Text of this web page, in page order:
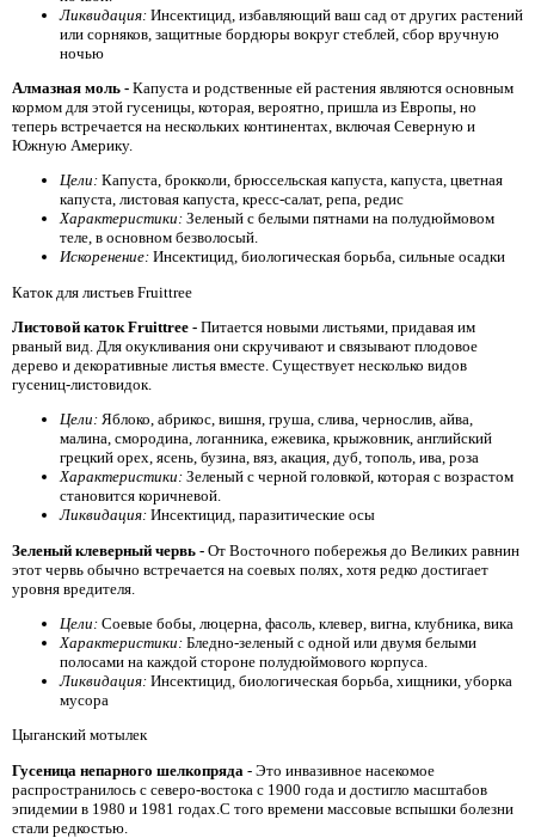
Ликвидация: Инсектицид, избавляющий ваш сад от других растений
или сорняков, защитные бордюры вокруг стеблей, сбор вручную
ночью
Алмазная моль - Капуста и родственные ей растения являются основным
кормом для этой гусеницы, которая, вероятно, пришла из Европы, но
теперь встречается на нескольких континентах, включая Северную и
Южную Америку.
Цели: Капуста, брокколи, брюссельская капуста, капуста, цветная
капуста, листовая капуста, кресс-салат, репа, редис
Характеристики: Зеленый с белыми пятнами на полудюймовом
теле, в основном безволосый.
Искоренение: Инсектицид, биологическая борьба, сильные осадки
Каток для листьев Fruittree
Листовой каток Fruittree - Питается новыми листьями, придавая им
рваный вид. Для окукливания они скручивают и связывают плодовое
дерево и декоративные листья вместе. Существует несколько видов
гусениц-листовидок.
Цели: Яблоко, абрикос, вишня, груша, слива, чернослив, айва,
малина, смородина, логанника, ежевика, крыжовник, английский
грецкий орех, ясень, бузина, вяз, акация, дуб, тополь, ива, роза
Характеристики: Зеленый с черной головкой, которая с возрастом
становится коричневой.
Ликвидация: Инсектицид, паразитические осы
Зеленый клеверный червь - От Восточного побережья до Великих равнин
этот червь обычно встречается на соевых полях, хотя редко достигает
уровня вредителя.
Цели: Соевые бобы, люцерна, фасоль, клевер, вигна, клубника, вика
Характеристики: Бледно-зеленый с одной или двумя белыми
полосами на каждой стороне полудюймового корпуса.
Ликвидация: Инсектицид, биологическая борьба, хищники, уборка
мусора
Цыганский мотылек
Гусеница непарного шелкопряда - Это инвазивное насекомое
распространилось с северо-востока с 1900 года и достигло масштабов
эпидемии в 1980 и 1981 годах.С того времени массовые вспышки болезни
стали редкостью.